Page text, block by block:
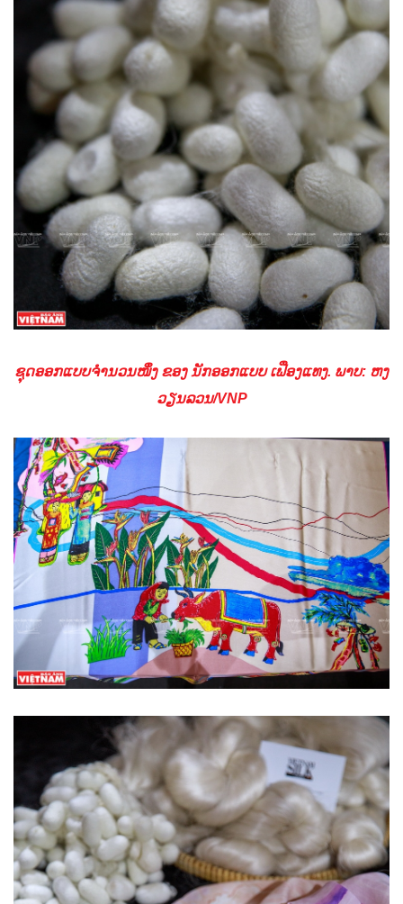
ຊຸດອອກແບບຈໍານວນໜຶ່ງ ຂອງ ນັກອອກແບບ ເຟືອງແທງ. ພາບ: ຫງ
ວຽນລວນ/VNP